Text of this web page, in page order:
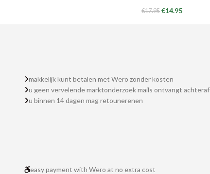
€17.95 €14.95
makkelijk kunt betalen met Wero zonder kosten
u geen vervelende marktonderzoek mails ontvangt achteraf
u binnen 14 dagen mag retounerenen
easy payment with Wero at no extra cost